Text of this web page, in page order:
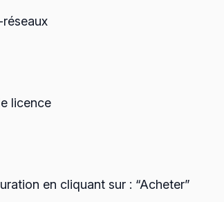
licence
en cliquant sur : “Acheter”